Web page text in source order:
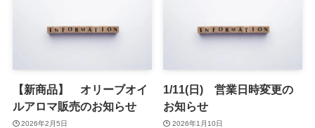
【新商品】 オリーブオイ
ルアロマ販売のお知らせ
2026年2月5日
1/11(日) 営業日時変更の
お知らせ
2026年1月10日